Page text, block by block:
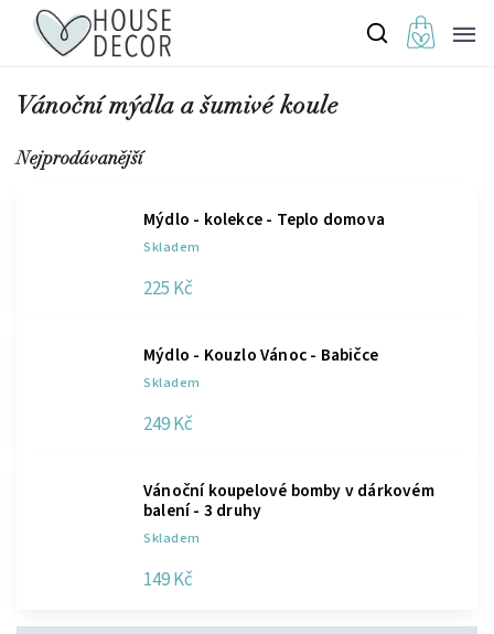
Vánoční mýdla a šumivé koule
Nejprodávanější
Mýdlo - kolekce - Teplo domova
Skladem
225 Kč
Mýdlo - Kouzlo Vánoc - Babičce
Skladem
249 Kč
Vánoční koupelové bomby v dárkovém
balení - 3 druhy
Skladem
149 Kč